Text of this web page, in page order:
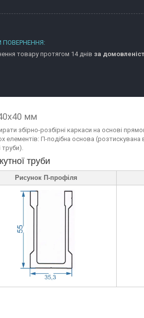
товару протягом 14 днів за
мм
збірно-розбірні каркаси на основі
елементів: П-подібна основа (розтискувана
труби).
труби
Рисунок П-профіля